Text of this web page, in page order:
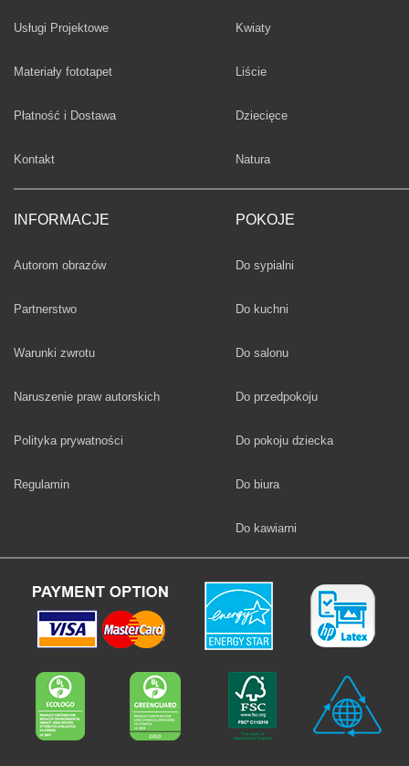
Usługi Projektowe
Materiały fototapet
Płatność i Dostawa
Kontakt
INFORMACJE
Autorom obrazów
Partnerstwo
Warunki zwrotu
Naruszenie praw autorskich
Polityka prywatności
Regulamin
Fototapety
Kwiaty
Fototapety
Liście
Fototapety
Dziecięce
Fototapety
Natura
POKOJE
Fototapety
Do sypialni
Fototapety
Do kuchni
Fototapety
Do salonu
Fototapety
Do przedpokoju
Fototapety
Do pokoju dziecka
Fototapety
Do biura
Fototapety
Do kawiarni